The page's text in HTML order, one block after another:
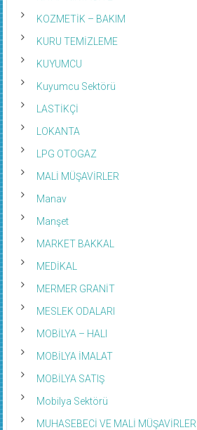
KOZMETİK – BAKIM
KURU TEMİZLEME
KUYUMCU
Kuyumcu Sektörü
LASTİKÇİ
LOKANTA
LPG OTOGAZ
MALİ MÜŞAVİRLER
Manav
Manşet
MARKET BAKKAL
MEDİKAL
MERMER GRANİT
MESLEK ODALARI
MOBİLYA – HALI
MOBİLYA İMALAT
MOBİLYA SATIŞ
Mobilya Sektörü
MUHASEBECİ VE MALİ MÜŞAVİRLER